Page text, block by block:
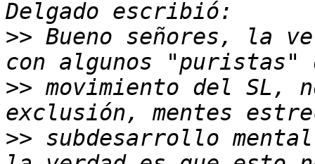
>> Bueno señores, la
>> movimiento del SL,
>> subdesarrollo